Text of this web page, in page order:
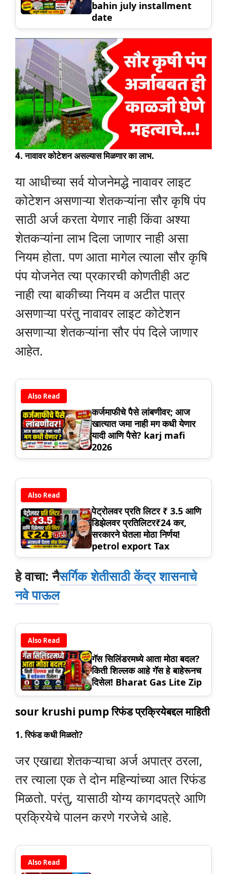
bahin july installment
date
4. नावावर कोटेशन असल्यास मिळणार का लाभ.
या आधीच्या सर्व योजनेमद्धे नावावर लाइट
कोटेशन असणाऱ्या शेतकऱ्यांना सौर कृषि पंप
साठी अर्ज करता येणार नाही किंवा अश्या
शेतकऱ्यांना लाभ दिला जाणार नाही असा
नियम होता. पण आता मागेल त्याला सौर कृषि
पंप योजनेत त्या प्रकारची कोणतीही अट
नाही त्या बाकीच्या नियम व अटीत पात्र
असणाऱ्या परंतु नावावर लाइट कोटेशन
असणाऱ्या शेतकऱ्यांना सौर पंप दिले जाणार
आहेत.
Also Read
कर्जमाफीचे पैसे लांबणीवर; आज
खात्यात जमा नाही मग कधी येणार
यादी आणि पैसे? karj mafi
2026
Also Read
पेट्रोलवर प्रति लिटर ₹ 3.5 आणि
डिझेलवर प्रतिलिटर₹24 कर,
सरकारने घेतला मोठा निर्णय!
petrol export Tax
हे वाचा: नैसर्गिक शेतीसाठी केंद्र शासनाचे
नवे पाऊल
Also Read
गॅस सिलिंडरमध्ये आता मोठा बदल?
किती शिल्लक आहे गॅस हे बाहेरूनच
दिसेल! Bharat Gas Lite Zip
sour krushi pump रिफंड प्रक्रियेबद्दल माहिती
1.रिफंड कधी मिळतो?
जर एखाद्या शेतकऱ्याचा अर्ज अपात्र ठरला,
तर त्याला एक ते दोन महिन्यांच्या आत रिफंड
मिळतो. परंतु, यासाठी योग्य कागदपत्रे आणि
प्रक्रियेचे पालन करणे गरजेचे आहे.
Also Read